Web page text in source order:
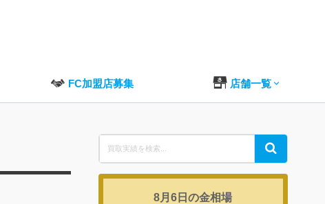
FC加盟店募集 店舗一覧
Search
for:
Search
8月6日の金相場